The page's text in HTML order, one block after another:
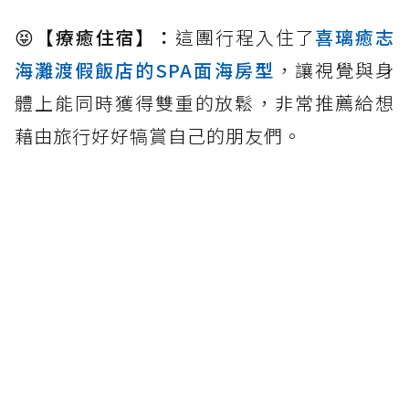
😝 【療癒住宿】： 這團行程入住了喜璃癒志
海灘渡假飯店的SPA面海房型 ，讓視覺與身
體上能同時獲得雙重的放鬆，非常推薦給想
藉由旅行好好犒賞自己的朋友們。